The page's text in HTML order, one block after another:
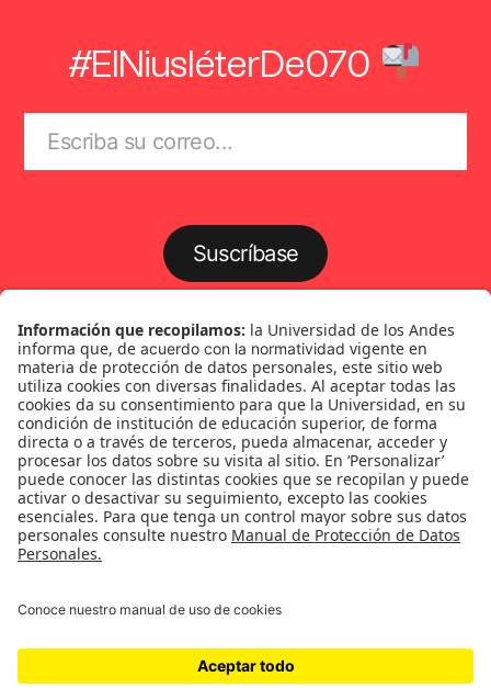
#ElNiusléterDe070
Suscríbase
Género
Política
Cultura
Medios y periodismo